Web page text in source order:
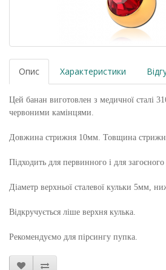
Опис Характеристики
Цей банан виготовлен з медичної сталі
червоними камінцями.
Довжина стрижня 10мм. Товщина
Підходить для первинного і для загоєного
Діаметр верхньої сталевої кульки 5мм,
Відкручується ліше верхня кулька.
Рекомендуємо для пірсингу пупка.